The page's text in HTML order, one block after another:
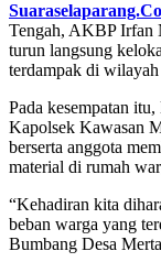
Tengah, AKBP Irfan
turun langsung
terdampak di
Pada kesempatan
Kapolsek Kawasan
berserta anggota
material di rumah
“Kehadiran kita
beban warga yang
Bumbang Desa